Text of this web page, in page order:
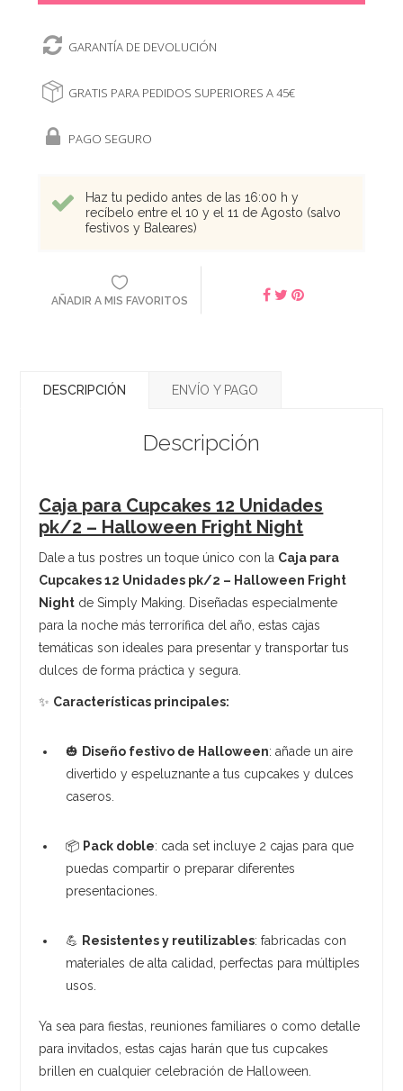
GARANTÍA DE DEVOLUCIÓN
GRATIS PARA PEDIDOS SUPERIORES A 45€
PAGO SEGURO
Haz tu pedido antes de las 16:00 h y
recíbelo entre el 10 y el 11 de Agosto (salvo
festivos y Baleares)
AÑADIR A MIS FAVORITOS
DESCRIPCIÓN ENVÍO Y PAGO
Descripción
Caja para Cupcakes 12 Unidades
pk/2 – Halloween Fright Night
Dale a tus postres un toque único con la Caja para
Cupcakes 12 Unidades pk/2 – Halloween Fright
Night de Simply Making. Diseñadas especialmente
para la noche más terrorífica del año, estas cajas
temáticas son ideales para presentar y transportar tus
dulces de forma práctica y segura.
✨ Características principales:
🎃 Diseño festivo de Halloween: añade un aire
divertido y espeluznante a tus cupcakes y dulces
caseros.
📦 Pack doble: cada set incluye 2 cajas para que
puedas compartir o preparar diferentes
presentaciones.
💪 Resistentes y reutilizables: fabricadas con
materiales de alta calidad, perfectas para múltiples
usos.
Ya sea para fiestas, reuniones familiares o como detalle
para invitados, estas cajas harán que tus cupcakes
brillen en cualquier celebración de Halloween.